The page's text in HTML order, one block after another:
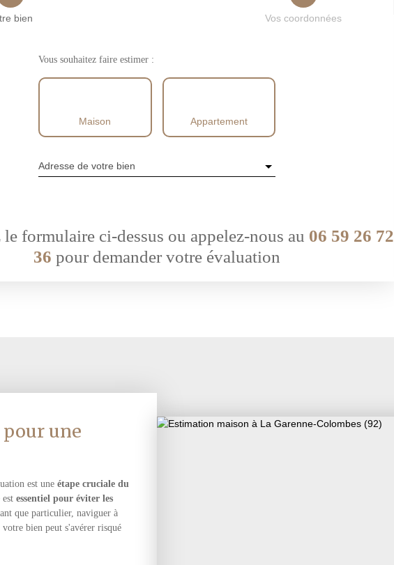
bien Vos coordonnées
Vous souhaitez faire estimer :
Maison Appartement
Adresse de votre bien
formulaire ci-dessus ou appelez-nous au 06 59 26 72
36 pour demander votre évaluation
une
est une étape cruciale du
essentiel pour éviter les
que particulier, naviguer à
bien peut s'avérer risqué